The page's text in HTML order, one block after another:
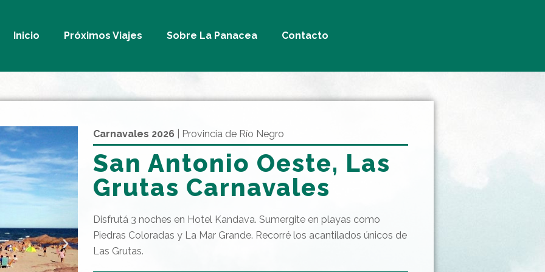
Inicio Próximos Viajes Sobre La Panacea Contacto
Carnavales 2026 | Provincia de Río Negro
San Antonio Oeste, Las
Grutas Carnavales
Disfrutá 3 noches en Hotel Kandava. Sumergite en playas como
Piedras Coloradas y La Mar Grande. Recorré los acantilados únicos de
Las Grutas.